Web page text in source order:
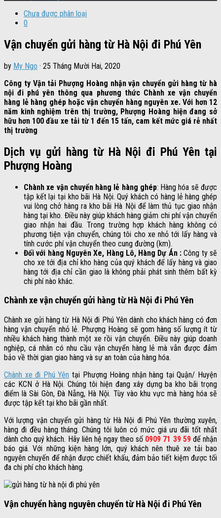
Chưa được phân loại
0
Vận chuyển gửi hàng từ Hà Nội đi Phú Yên
by My Ngo · 25 Tháng Mười Hai, 2020
Công ty Vận tải Phượng Hoàng nhận vận chuyển gửi hàng từ hà
nội đi phú yên thông qua phương thức Chành xe vận chuyển
hàng lẻ hàng ghép hoặc vận chuyển hàng nguyên xe. Với hơn 12
năm kinh nghiệm trên thị trường, Phượng Hoàng hiện đang sở
hữu hơn 100 đầu xe tải từ 1 đến 15 tấn, cam kết mức giá rẻ nhất
thị trường
Dịch vụ gửi hàng từ Hà Nội đi Phú Yên tại
Phượng Hoàng
Chành xe vận chuyển hàng lẻ hàng ghép: Hàng hóa sẽ được
tập kết lại tại kho bãi Hà Nội. Quý khách có hàng lẻ hàng ghép
vui lòng chở hàng ra kho bãi Hà Nội để làm thủ tục giao nhận
hàng tại kho. Điều này giúp khách hàng giảm chi phí vận chuyển
giao nhận hai đầu. Trong trường hợp khách hàng không có
phương tiện vận chuyển, chúng tôi cho xe nhỏ tới lấy hàng và
tính cước phí vận chuyển theo cung đường (km).
Đối với hàng Nguyên Xe, Hàng Lô, Hàng Dự Án : Công ty sẽ
cho xe tới địa chỉ kho hàng của quý khách để lấy hàng và giao
hàng tới địa chỉ cần giao là không phải phát sinh thêm bất kỳ
chi phí nào khác.
Chành xe vận chuyển gửi hàng từ Hà Nội đi Phú Yên
Chành xe gửi hàng từ Hà Nội đi Phú Yên dành cho khách hàng có đơn
hàng vận chuyển nhỏ lẻ. Phượng Hoàng sẽ gom hàng số lượng ít từ
nhiều khách hàng thành một xe rồi vận chuyển. Điều này giúp doanh
nghiệp, cá nhân có nhu cầu vận chuyển hàng lẻ mà vẫn được đảm
bảo về thời gian giao hàng và sự an toàn của hàng hóa.
Chành xe đi Phú Yên tại Phượng Hoàng nhận hàng tại Quận/ Huyện
các KCN ở Hà Nội. Chúng tôi hiện đang xây dựng ba kho bãi trọng
điểm là Sài Gòn, Đà Nẵng, Hà Nội. Tùy vào khu vực mà hàng hóa sẽ
được tập kết tại kho bãi gần nhất.
Với lượng vận chuyển gửi hàng từ Hà Nội đi Phú Yên thường xuyên,
hàng đi đều hàng tháng. Chúng tôi luôn có mức giá ưu đãi tốt nhất
dành cho quý khách. Hãy liên hệ ngay theo số 0909 71 39 59để nhận
báo giá. Với những kiện hàng lớn, quý khách nên thuê xe tải bao
nguyên chuyến để nhận được chiết khấu, đảm bảo tiết kiệm được tối
đa chi phí cho khách hàng.
Vận chuyển hàng nguyên chuyến từ Hà Nội đi Phú Yên